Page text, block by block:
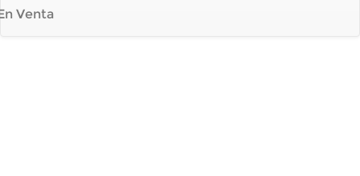
Venta